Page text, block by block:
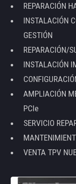
REPARACIÓN
INSTALACIÓN
GESTIÓN
REPARACIÓN/
INSTALACIÓN
AMPLIACIÓN
PCIe
SERVICIO
VENTA TPV